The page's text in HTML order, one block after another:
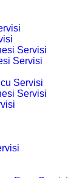
Servisi
Servisi
Servisi
Servisi